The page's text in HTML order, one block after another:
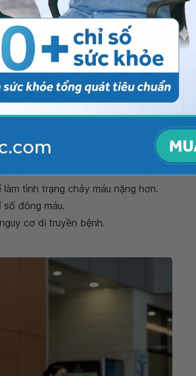
Vinmec và chấp thuận để
vệ DLCN.
đối kháng hoặc vận động mạnh.
tình trạng chảy máu nặng hơn.
đông máu.
cơ di truyền bệnh.